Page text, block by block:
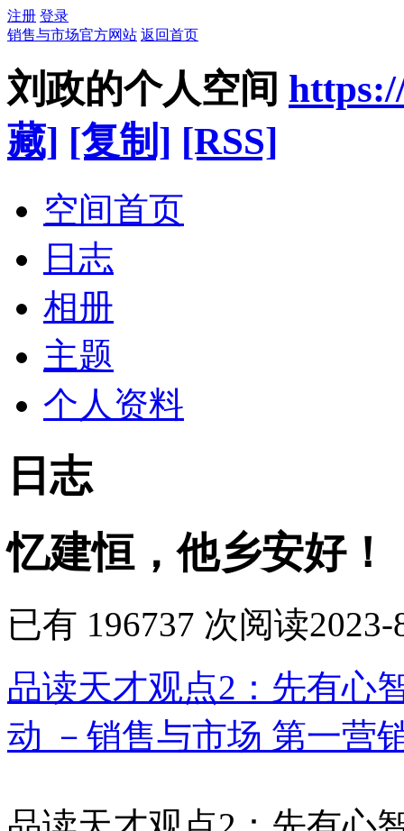
注册 登录
销售与市场官方网站 返回首页
刘政的个人空间
藏] [复制] [RSS]
空间首页
日志
相册
主题
个人资料
日志
忆建恒，他乡安好！
已有 196737 次阅读2023-
品读天才观点2：先有心
动 －销售与市场 第一营